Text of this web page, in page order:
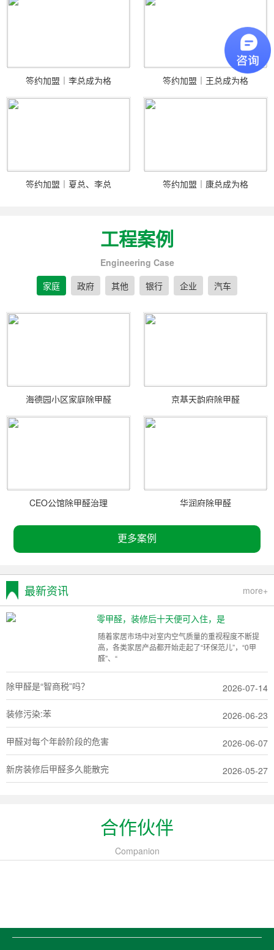
签约加盟｜李总成为格 签约加盟｜王总成为格
签约加盟｜夏总、李总 签约加盟｜康总成为格
工程案例
Engineering Case
家庭
政府 其他 银行 企业 汽车
海德园小区家庭除甲醛 京基天韵府除甲醛
CEO公馆除甲醛治理 华润府除甲醛
更多案例
最新资讯 more+
零甲醛，装修后十天便可入住，是
随着家居市场中对室内空气质量的重视程度不断提
高，各类家居产品都开始走起了“环保范儿”，“0甲
醛”、“
除甲醛是“智商税”吗？ 2026-07-14
装修污染:苯 2026-06-23
甲醛对每个年龄阶段的危害 2026-06-07
新房装修后甲醛多久能散完 2026-05-27
合作伙伴
Companion